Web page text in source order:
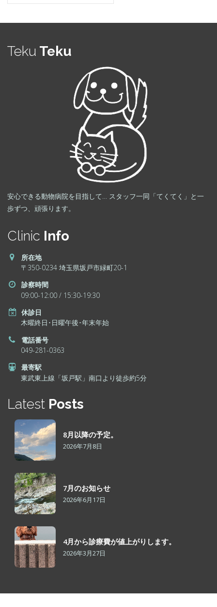
リ
Teku Teku
安心できる動物病院を目指して… スタッフ一同「てくてく」と一
歩ずつ、頑張ります。
Clinic Info
所在地
〒350-0234 埼玉県坂戸市緑町20-1
診察時間
09:00-12:00 / 15:30-19:30
休診日
木曜終日･日曜午後･年末年始
電話番号
049-281-0363
最寄駅
東武東上線「坂戸駅」南口より徒歩約5分
Latest Posts
8月以降の予定。
2026年7月8日
7月のお知らせ
2026年6月17日
4月から診療費が値上がりします。
2026年3月27日